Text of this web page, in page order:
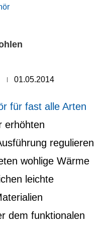
01.05.2014
für fast alle Arten
erhöhten
regulieren
wohlige Wärme
leichte
dem funktionalen